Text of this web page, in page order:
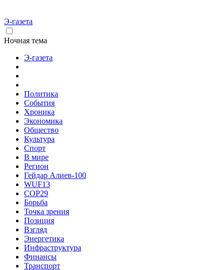
Э-газета
Ночная тема
Э-газета
Политика
События
Хроника
Экономика
Общество
Культура
Спорт
В мире
Регион
Гейдар Алиев-100
WUF13
COP29
Борьба
Точка зрения
Позиция
Взгляд
Энергетика
Инфраструктура
Финансы
Транспорт